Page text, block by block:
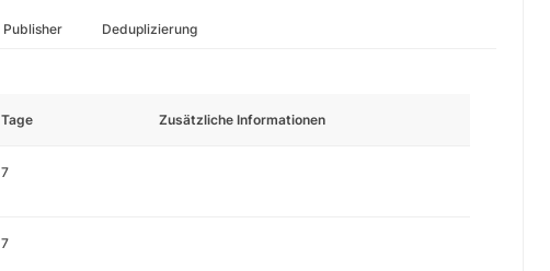
Publisher Deduplizierung
Tage Zusätzliche Informationen
7
7